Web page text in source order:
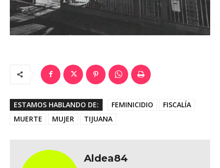
ESTAMOS HABLANDO DE: FEMINICIDIO
FISCALÍA
MUERTE
MUJER TIJUANA
Aldea84